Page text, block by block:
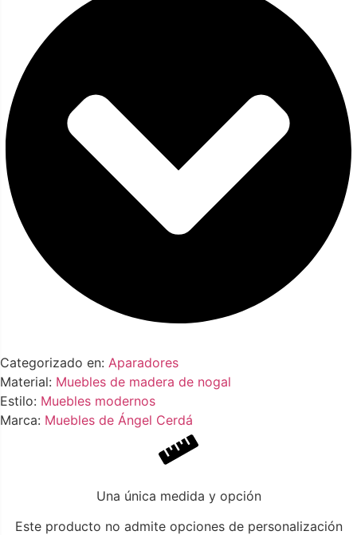
Categorizado en: Aparadores
Material: Muebles de madera de nogal
Estilo: Muebles modernos
Marca: Muebles de Ángel Cerdá
Una única medida y opción
Este producto no admite opciones de personalización